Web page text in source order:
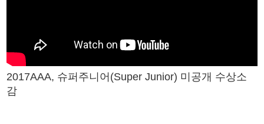
2017AAA, 슈퍼주니어(Super Junior) 미공개 수상소
감